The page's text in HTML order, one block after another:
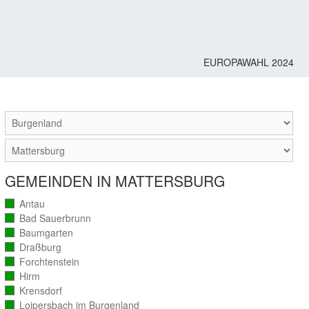
EUROPAWAHL 2024
GEMEINDEN IN MATTERSBURG
Antau
(vollständig
ausgezählt)
Bad Sauerbrunn
(vollständig
ausgezählt)
Baumgarten
(vollständig
ausgezählt)
Draßburg
(vollständig
ausgezählt)
Forchtenstein
(vollständig
ausgezählt)
Hirm
(vollständig
ausgezählt)
Krensdorf
(vollständig
ausgezählt)
Loipersbach im Burgenland
(vollständig